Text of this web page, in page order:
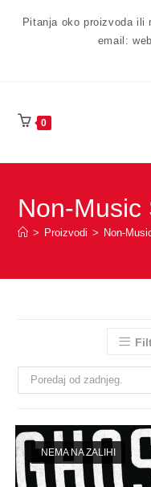
Pitanja oko proizvoda ili
email:
0
Non-Music
> Proizvodi > Non-
Poredaj od zadnjeg.
NEMA NA ZALIHI